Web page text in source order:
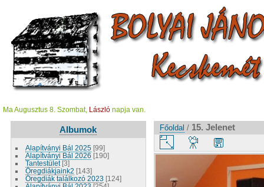
Ma Augusztus 8. Szombat, László napja van.
Albumok
Alapítványi Bál 2025 [99]
Alapítványi Bál 2026 [190]
Tantestület [3]
Öregdiákjaink2 [143]
Öregdiák találkozó 2023 [124]
Főoldal / 15. Jelenet